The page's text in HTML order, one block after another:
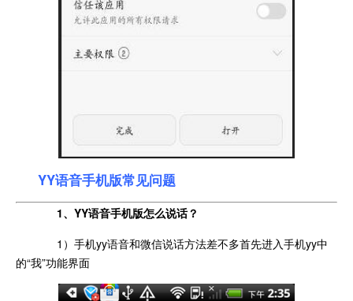
YY语音手机版常见问题
1、YY语音手机版怎么说话？
1）手机yy语音和微信说话方法差不多首先进入手机yy中
的“我”功能界面